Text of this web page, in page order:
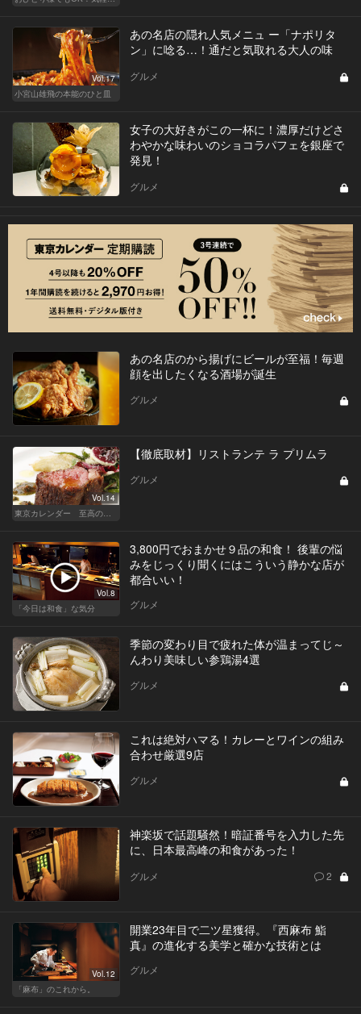
Vol.17
小宮山雄飛の本能のひと皿
あの名店の隠れ人気メニュ ー「ナポリタ
ン」に唸る…！通だと気取れる大人の味
グルメ
女子の大好きがこの一杯に！濃厚だけどさ
わやかな味わいのショコラパフェを銀座で
発見！
グルメ
あの名店のから揚げにビールが至福！毎週
顔を出したくなる酒場が誕生
グルメ
Vol.14
東京カレンダー 至高の名店シリーズ
【徹底取材】リストランテ ラ プリムラ
グルメ
Vol.8
「今日は和食」な気分
3,800円でおまかせ９品の和食！ 後輩の悩
みをじっくり聞くにはこういう静かな店が
都合いい！
グルメ
季節の変わり目で疲れた体が温まってじ～
んわり美味しい参鶏湯4選
グルメ
これは絶対ハマる！カレーとワインの組み
合わせ厳選9店
グルメ
神楽坂で話題騒然！暗証番号を入力した先
に、日本最高峰の和食があった！
グルメ 2
Vol.12
「麻布」のこれから。
開業23年目で二ツ星獲得。『西麻布 鮨
真』の進化する美学と確かな技術とは
グルメ